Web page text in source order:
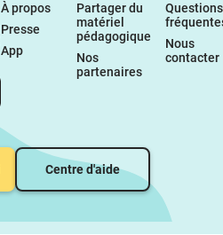
À propos
Presse
App
Partager du
matériel
pédagogique
Nos
partenaires
Questions
Nous
contacter
Centre d'aide